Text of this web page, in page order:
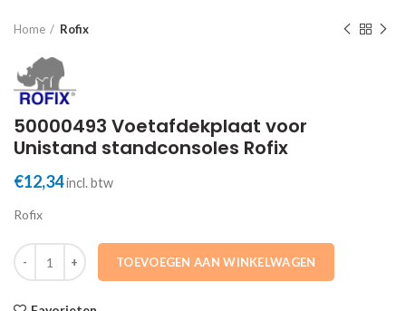
Home Rofix
50000493 Voetafdekplaat voor
Unistand standconsoles Rofix
€12,34incl. btw
Rofix
50000493 Voetafdekplaat voor Unistand standconsoles Rofix aantal
TOEVOEGEN AAN WINKELWAGEN